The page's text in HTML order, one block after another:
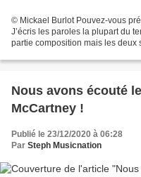
© Mickael Burlot Pouvez-vous
J’écris les paroles la plupart du
partie composition mais les deux
Nous avons écouté
McCartney !
Publié le 23/12/2020 à 06:28
Par Steph Musicnation